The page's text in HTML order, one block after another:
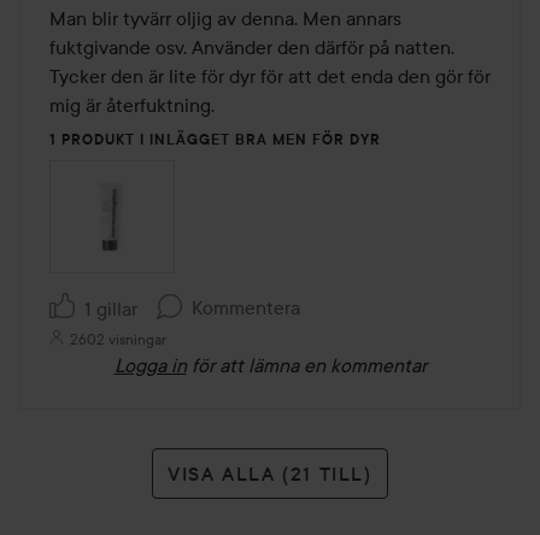
av
5
Man blir tyvärr oljig av denna. Men annars
fuktgivande osv. Använder den därför på natten.
Tycker den är lite för dyr för att det enda den gör för
mig är återfuktning.
1 PRODUKT I INLÄGGET BRA MEN FÖR DYR
1 gillar Kommentera
2602 visningar
Logga in för att lämna en kommentar
VISA ALLA (21 TILL)